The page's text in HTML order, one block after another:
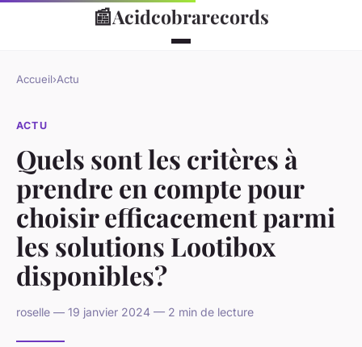
📰Acidcobrarecords
Accueil›Actu
ACTU
Quels sont les critères à
prendre en compte pour
choisir efficacement parmi
les solutions Lootibox
disponibles?
roselle — 19 janvier 2024 — 2 min de lecture